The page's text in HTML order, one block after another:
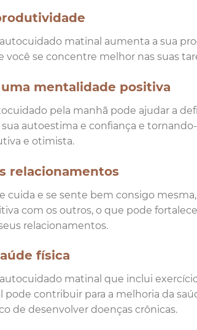
matinal aumenta a sua
se concentre melhor nas suas
mentalidade positiva
pela manhã pode ajudar a
autoestima e confiança e
e otimista.
relacionamentos
cuida e se sente bem consigo
com os outros, o que pode
relacionamentos.
física
matinal que inclui
pode contribuir para a melhoria da
de desenvolver doenças crônicas.